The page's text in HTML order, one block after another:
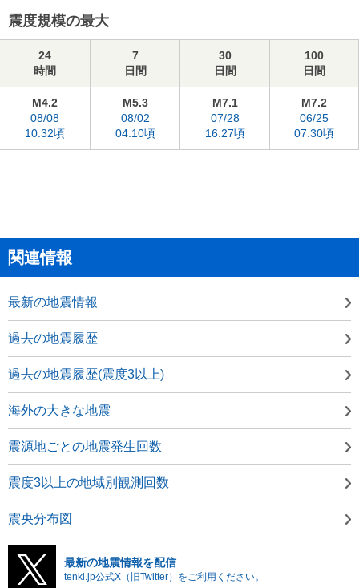
震度規模の最大
24
時間
7
日間
30
日間
100
日間
M4.2
08/08
10:32頃
M5.3
08/02
04:10頃
M7.1
07/28
16:27頃
M7.2
06/25
07:30頃
関連情報
最新の地震情報
過去の地震履歴
過去の地震履歴(震度3以上)
海外の大きな地震
震源地ごとの地震発生回数
震度3以上の地域別観測回数
震央分布図
最新の地震情報を配信
tenki.jp公式X（旧Twitter）をご利用ください。